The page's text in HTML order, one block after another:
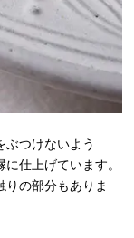
ぶつけないよう
仕上げています。
の部分もありま